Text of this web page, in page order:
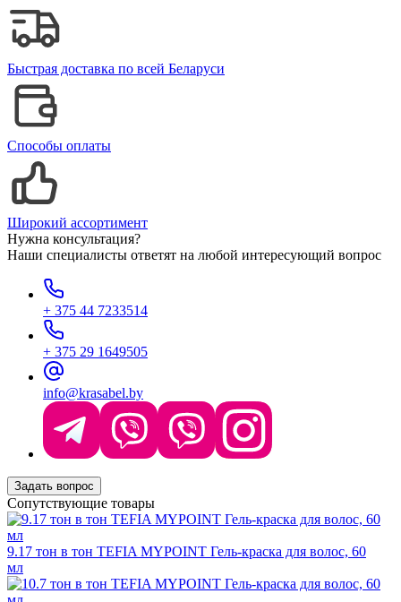
Быстрая доставка по всей Беларуси
Способы оплаты
Широкий ассортимент
Нужна консультация?
Наши специалисты ответят на любой интересующий вопрос
+ 375 44 7233514
+ 375 29 1649505
info@krasabel.by
Задать вопрос
Сопутствующие товары
9.17 тон в тон TEFIA MYPOINT Гель-краска для волос, 60
мл